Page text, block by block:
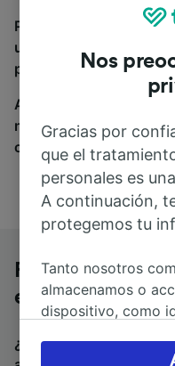
Para encontrar billetes
una búsqueda y
precios tanto de tren
A donde quiera que
nosotros. Encuentra
compañías de tren y
Rijeka
en autobús
¿Estás buscando un
Nos
Gracias por
que el
personales es
A continuación,
protegemos tu
Tanto nosotros
almacenamos o
dispositivo, como
Puedes aceptar o